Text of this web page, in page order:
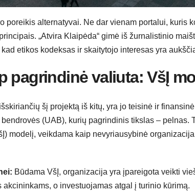
poreikis alternatyvai. Ne dar vienam portalui, kuris
„Atvira Klaipėda“ gimė iš žurnalistinio
etikos kodeksas ir skaitytojo interesas yra
pagrindinė valiuta: VšĮ
šį projektą iš kitų, yra jo teisinė ir
(UAB), kurių pagrindinis tikslas – pelnas.
modelį, veikdama kaip nevyriausybinė
Būdama VšĮ, organizacija yra įpareigota veikti
akcininkams, o investuojamas atgal į turinio kūrimą.